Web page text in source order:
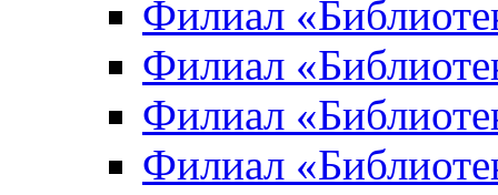
Филиал
Филиал
Филиал
Филиал